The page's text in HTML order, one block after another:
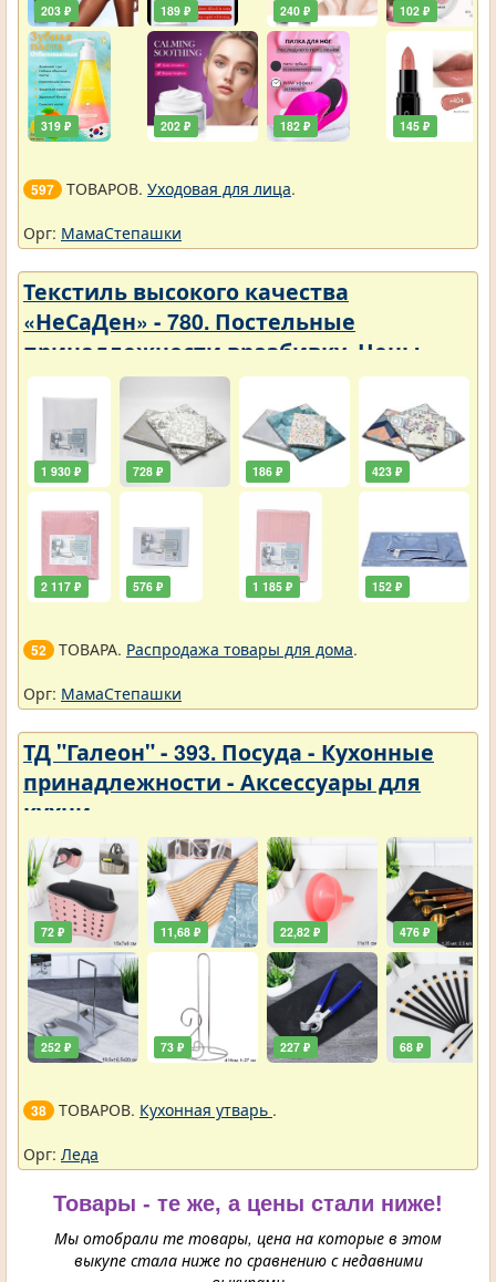
203 ₽
319 ₽
189 ₽
202 ₽
240 ₽
182 ₽
102 ₽
145 ₽
597 ТОВАРОВ. Уходовая для лица.
Орг: МамаСтепашки
Текстиль высокого качества
«НеСаДен» - 780. Постельные
принадлежности вразбивку. Цены
упали
1 930 ₽
2 117 ₽
728 ₽
576 ₽
186 ₽
1 185 ₽
423 ₽
152 ₽
52 ТОВАРА. Распродажа товары для дома.
Орг: МамаСтепашки
ТД "Галеон" - 393. Посуда - Кухонные
принадлежности - Аксессуары для
кухни
72 ₽
252 ₽
11,68 ₽
73 ₽
22,82 ₽
227 ₽
476 ₽
68 ₽
38 ТОВАРОВ. Кухонная утварь .
Орг: Леда
Товары - те же, а цены стали ниже!
Мы отобрали те товары, цена на которые в этом
выкупе стала ниже по сравнению с недавними